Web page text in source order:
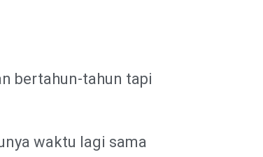
bertahun-tahun tapi
waktu lagi sama